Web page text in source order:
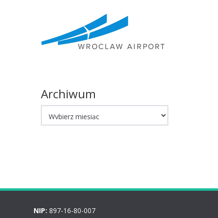
Archiwum
NIP: 897-16-80-007